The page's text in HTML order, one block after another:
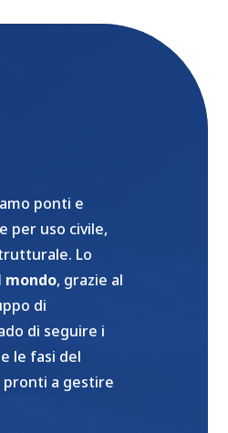
ponti e
per uso civile,
Lo
, grazie al
di
di seguire i
le fasi del
a gestire